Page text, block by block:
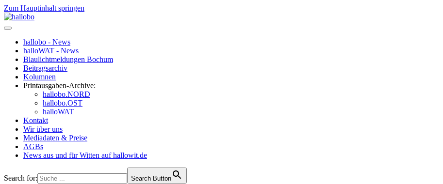
Zum Hauptinhalt springen
hallobo - News
halloWAT - News
Blaulichtmeldungen Bochum
Beitragsarchiv
Kolumnen
Printausgaben-Archive:
hallobo.NORD
hallobo.OST
halloWAT
Kontakt
Wir über uns
Mediadaten & Preise
AGBs
News aus und für Witten auf hallowit.de
Search for: Search Button